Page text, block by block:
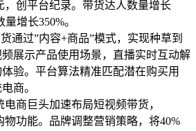
，创平台纪录。带货达人数量增长
增长350%。
通过”内容+商品”模式，实现种草到
展示产品使用场景，直播实时互动解
验。平台算法精准匹配潜在购买用
商。
商巨头加速布局短视频带货，
物功能。品牌调整营销策略，将40%